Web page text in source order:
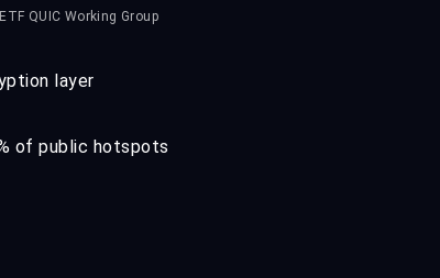
QUIC Working Group
layer
of public hotspots